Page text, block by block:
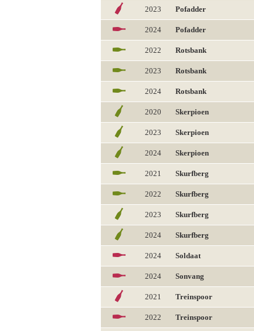
2023 Pofadder
2024 Pofadder
2022 Rotsbank
2023 Rotsbank
2024 Rotsbank
2020 Skerpioen
2023 Skerpioen
2024 Skerpioen
2021 Skurfberg
2022 Skurfberg
2023 Skurfberg
2024 Skurfberg
2024 Soldaat
2024 Sonvang
2021 Treinspoor
2022 Treinspoor